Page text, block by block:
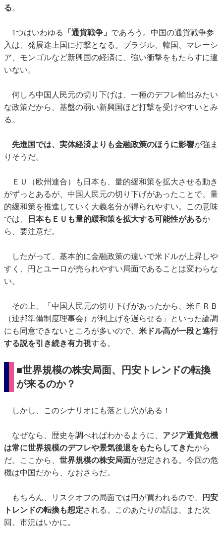
る。
1つはいわゆる 「通貨戦争」 であろう。中国の通貨戦争参
入は、発展途上国に打撃となる。ブラジル、韓国、マレーシ
ア、モンゴルなど新興国の経済に、強い衝撃をもたらすに違
いない。
何しろ中国人民元の切り下げは、一種のデフレ輸出みたい
な政策だから、基盤の弱い新興国ほど打撃を受けやすいとみ
る。
先進国では、実体経済よりも金融政策のほうに影響が強ま
りそうだ。
ＥＵ（欧州連合）も日本も、量的緩和策を拡大させる動き
がずっとあるが、中国人民元の切り下げがあったことで、量
的緩和策を推進していく大義名分が得られやすい。この意味
では、
日本もＥＵも量的緩和策を拡大する可能性があるか
ら、要注意だ。
したがって、基本的に金融政策の違いで米ドルが上昇しや
すく、円とユーロが売られやすい局面であることは変わらな
い。
その上、「中国人民元の切り下げがあったから、米ＦＲＢ
（連邦準備制度理事会）が利上げを遅らせる」といった論調
にも同意できないところが多いので、 米ドル高が一段と進行
する説を引き続き有力視する。
■世界規模の株安局面、円安トレンドの転換
が来るのか？
しかし、このシナリオにも落とし穴がある！
なぜなら、歴史を調べればわかるように、 アジア通貨危機
は常に世界規模のデフレや景気後退をもたらしてきたから
だ。ここから、 世界規模の株安局面が想定される。今回の危
機は中国だから、なおさらだ。
もちろん、リスクオフの局面では円が買われるので、
円安
トレンドの転換も想定される。このあたりの話は、また次
回。市況はいかに。